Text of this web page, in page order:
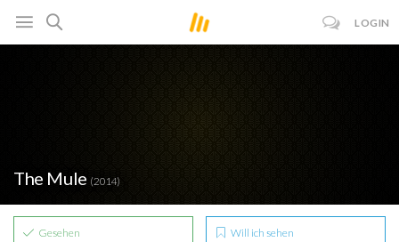
LOGIN
The Mule (2014)
Gesehen Will ich sehen